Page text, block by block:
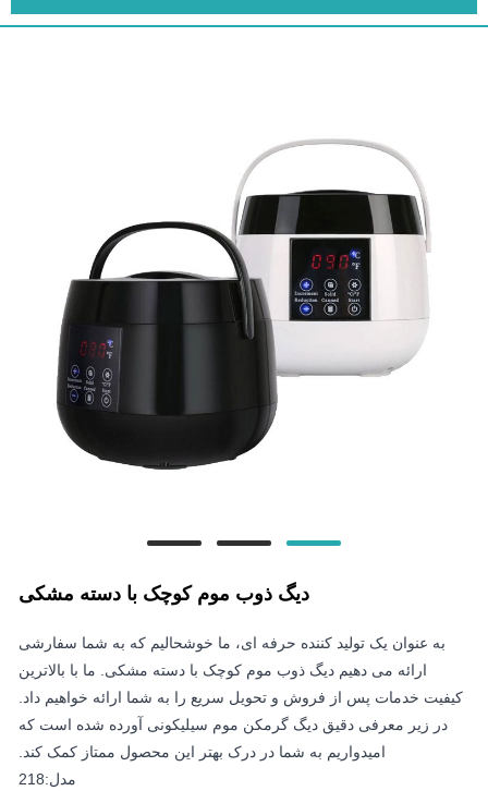
دیگ ذوب موم کوچک با دسته مشکی
به عنوان یک تولید کننده حرفه ای، ما خوشحالیم که به شما سفارشی
ارائه می دهیم دیگ ذوب موم کوچک با دسته مشکی. ما با بالاترین
کیفیت خدمات پس از فروش و تحویل سریع را به شما ارائه خواهیم داد.
در زیر معرفی دقیق دیگ گرمکن موم سیلیکونی آورده شده است که
امیدواریم به شما در درک بهتر این محصول ممتاز کمک کند.
مدل:218